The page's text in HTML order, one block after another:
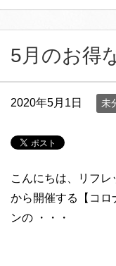
5月のお得
2020年5月1日 未
こんにちは、リフレ
から開催する【コ
ンの ・・・